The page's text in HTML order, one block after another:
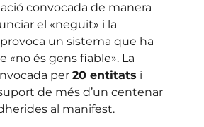
convocada de manera
el «neguit» i la
un sistema que ha
«no és gens fiable». La
per 20 entitats i
de més d’un centenar
al manifest.